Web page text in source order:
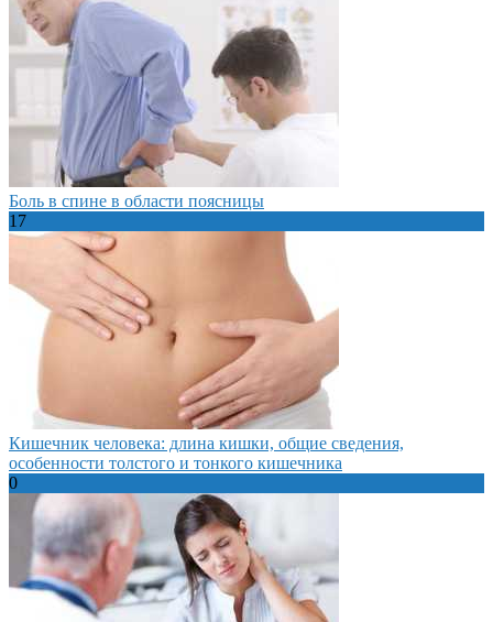
Боль в спине в области поясницы
17
Кишечник человека: длина кишки, общие сведения,
особенности толстого и тонкого кишечника
0